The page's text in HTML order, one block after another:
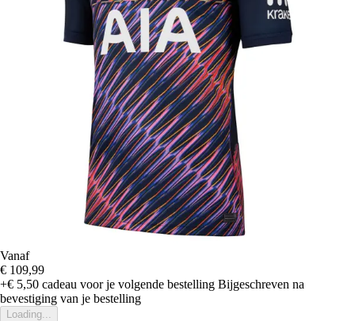
Vanaf
€ 109,99
+€ 5,50 cadeau voor je volgende bestelling Bijgeschreven na
bevestiging van je bestelling
Loading...